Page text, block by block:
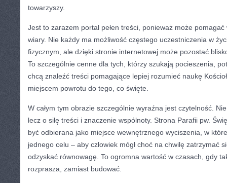
towarzyszy.
Jest to zarazem portal pełen treści, ponieważ może
wiary. Nie każdy ma możliwość częstego uczestniczenia w
fizycznym, ale dzięki stronie internetowej może pozostać
To szczególnie cenne dla tych, którzy szukają pocieszenia,
chcą znaleźć treści pomagające lepiej rozumieć naukę
miejscem powrotu do tego, co święte.
W całym tym obrazie szczególnie wyraźna jest czytelność.
lecz o siłę treści i znaczenie wspólnoty. Strona Parafii pw.
być odbierana jako miejsce wewnętrznego wyciszenia, w
jednego celu – aby człowiek mógł choć na chwilę zatrzymać
odzyskać równowagę. To ogromna wartość w czasach, gdy
rozprasza, zamiast budować.